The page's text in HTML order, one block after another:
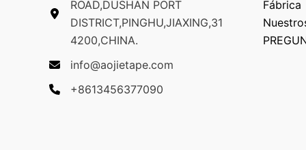
ROAD,DUSHAN PORT
DISTRICT,PINGHU,JIAXING,31
4200,CHINA.
info@aojietape.com
+8613456377090
Fábrica